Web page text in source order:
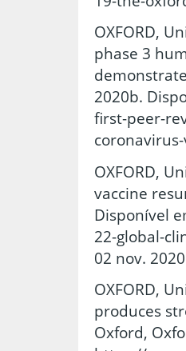
OXFORD,
phase 3
2020b.
first-peer-
OXFORD,
vaccine
Disponível
22-global-
02 nov.
OXFORD,
produces
Oxford,